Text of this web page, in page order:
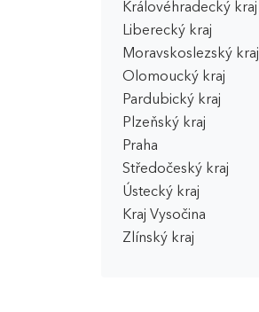
Královéhradecký kraj
Liberecký kraj
Moravskoslezský kraj
Olomoucký kraj
Pardubický kraj
Plzeňský kraj
Praha
Středočeský kraj
Ústecký kraj
Kraj Vysočina
Zlínský kraj